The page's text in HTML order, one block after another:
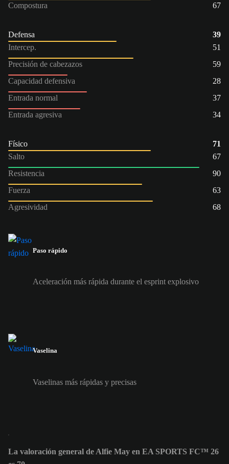
Compostura
67
Defensa
39
Intercep.
51
Precisión de cabezazos
59
Capacidad defensiva
28
Entrada normal
37
Entrada agresiva
34
Físico
71
Salto
67
Resistencia
90
Fuerza
63
Agresividad
68
Paso rápido
Aceleración más rápida durante el esprint explosivo
Vaselina
Vaselinas más rápidas y precisas
La valoración general de Alfie May en EA SPORTS FC™ 26